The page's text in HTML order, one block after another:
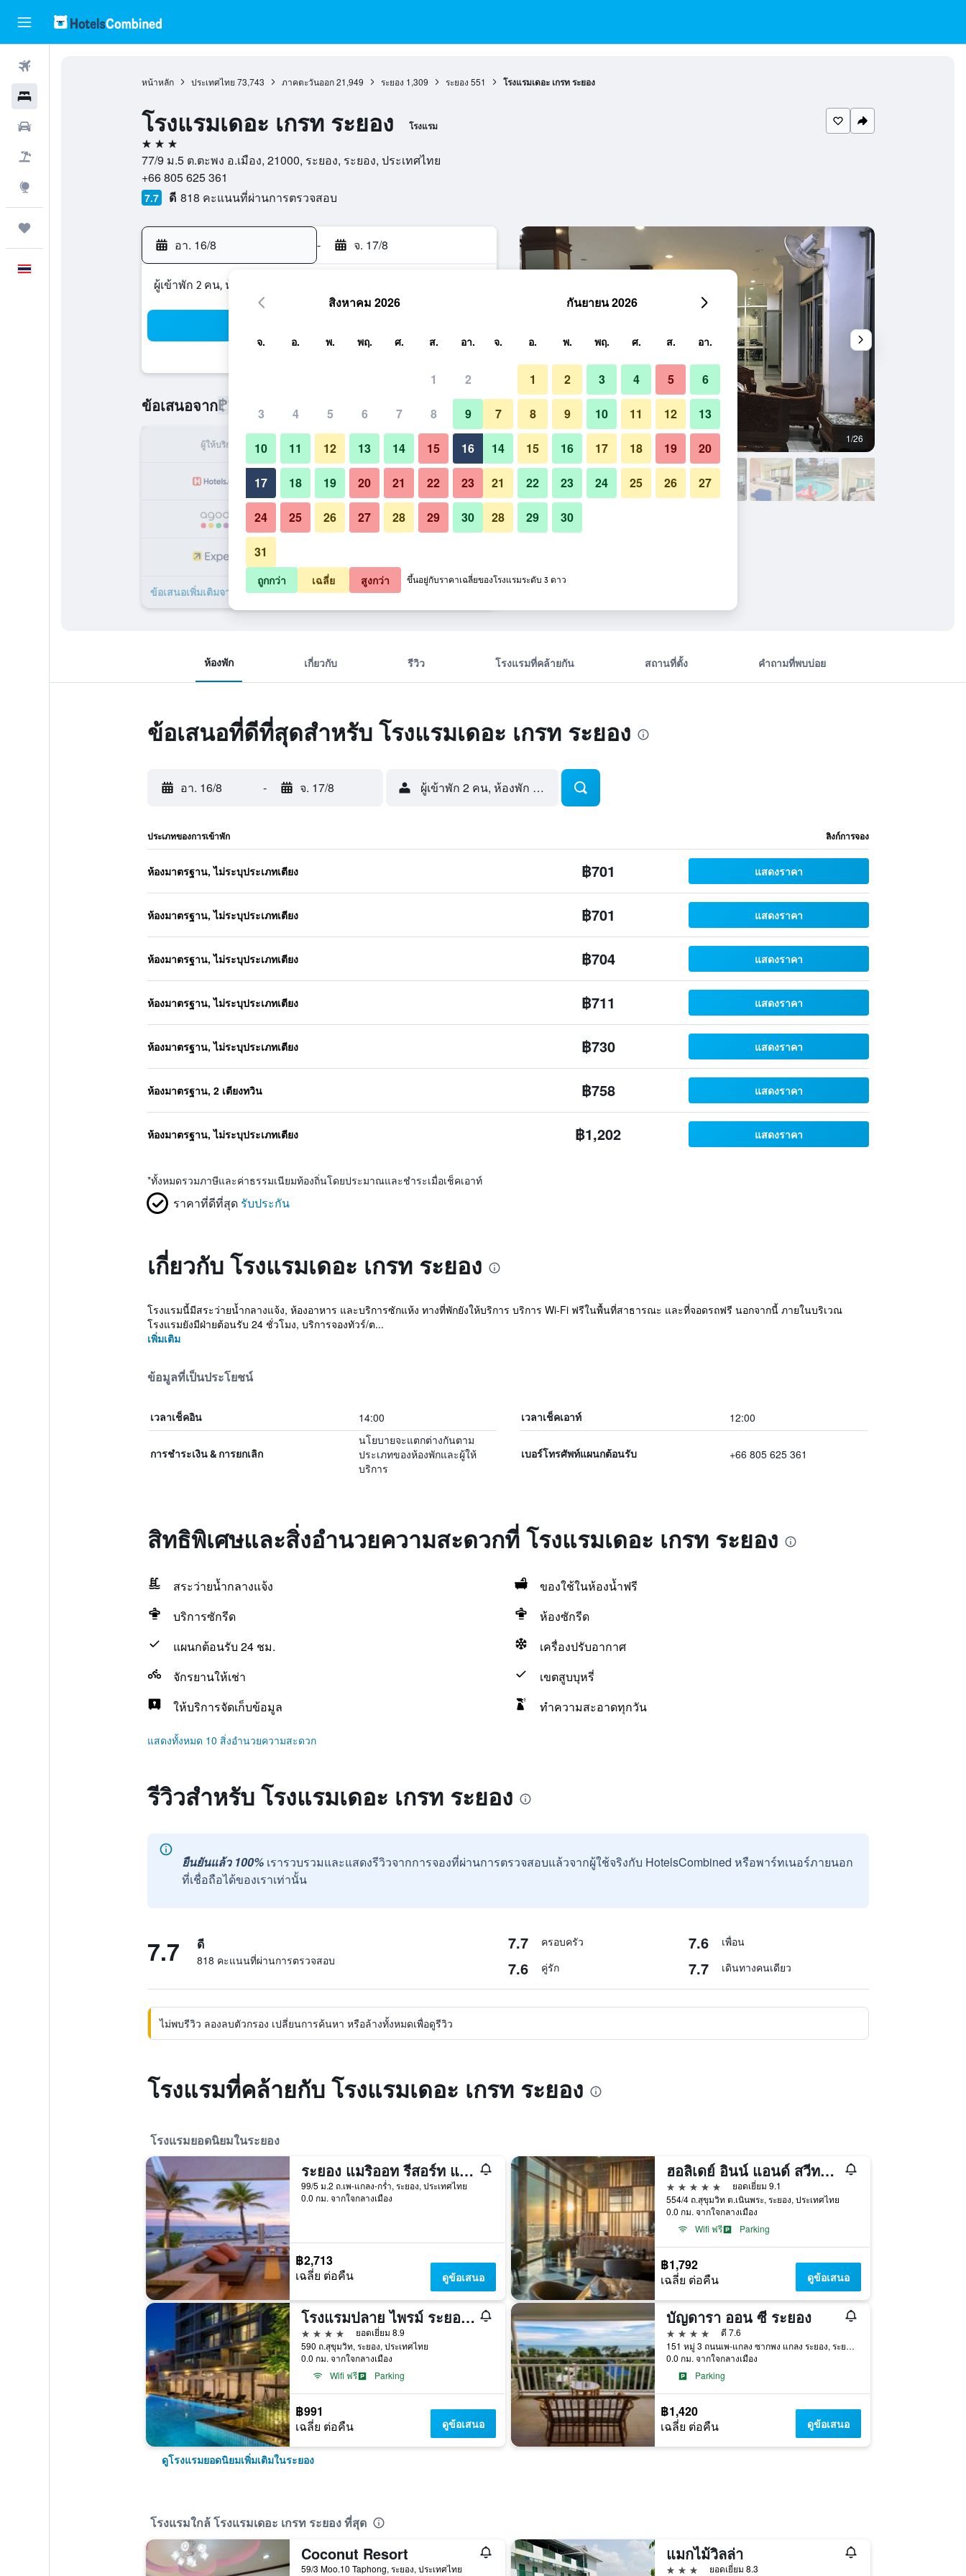
หน้าหลัก ประเทศไทย 73,743 ภาคตะวันออก 21,949 ระยอง 1,309 ระยอง 551 โรงแรมเดอะ เกรท ระยอง
โรงแรมเดอะ เกรท ระยอง โรงแรม
3 ดาว
77/9 ม.5 ต.ตะพง อ.เมือง, 21000, ระยอง, ระยอง, ประเทศไทย
+66 805 625 361
7.7 ดี 818 คะแนนที่ผ่านการตรวจสอบ
อา. 16/8 - จ. 17/8
ผู้เข้าพัก 2 คน, ห้องพัก 1 ห้อง
ข้อเสนอจาก฿701
ผู้ให้บริการ ทั้งหมด (ต่อคืน)
฿701 เช็คดีล
฿701 เช็คดีล
ข้อเสนอเพิ่มเติมจาก โรงแรมเดอะ เกรท ระยอง 7 รายการ
ล็อบบี้ 1/26
รูปภาพของ โรงแรมเดอะ เกรท ระยอง
ห้องพัก เกี่ยวกับ รีวิว โรงแรมที่คล้ายกัน สถานที่ตั้ง คำถามที่พบบ่อย
ข้อเสนอที่ดีที่สุดสำหรับ โรงแรมเดอะ เกรท ระยอง
อา. 16/8 - จ. 17/8 ผู้เข้าพัก 2 คน, ห้องพัก 1 ห้อง
ประเภทของการเข้าพัก ลิงก์การจอง
ห้องมาตรฐาน, ไม่ระบุประเภทเตียง ฿701 แสดงราคา
ห้องมาตรฐาน, ไม่ระบุประเภทเตียง ฿701 แสดงราคา
ห้องมาตรฐาน, ไม่ระบุประเภทเตียง ฿704 แสดงราคา
ห้องมาตรฐาน, ไม่ระบุประเภทเตียง ฿711 แสดงราคา
ห้องมาตรฐาน, ไม่ระบุประเภทเตียง ฿730 แสดงราคา
ห้องมาตรฐาน, 2 เตียงทวิน ฿758 แสดงราคา
ห้องมาตรฐาน, ไม่ระบุประเภทเตียง ฿1,202 แสดงราคา
*ทั้งหมดรวมภาษีและค่าธรรมเนียมท้องถิ่นโดยประมาณและชำระเมื่อเช็คเอาท์
ราคาที่ดีที่สุด รับประกัน
เกี่ยวกับ โรงแรมเดอะ เกรท ระยอง
โรงแรมนี้มีสระว่ายน้ำกลางแจ้ง, ห้องอาหาร และบริการซักแห้ง ทางที่พักยังให้บริการ บริการ Wi-Fi ฟรีในพื้นที่สาธารณะ และที่จอดรถฟรี นอกจากนี้ ภายในบริเวณ
โรงแรมยังมีฝ่ายต้อนรับ 24 ชั่วโมง, บริการจองทัวร์/ต...
เพิ่มเติม
ข้อมูลที่เป็นประโยชน์
เวลาเช็คอิน 14:00 เวลาเช็คเอาท์ 12:00
การชำระเงิน & การยกเลิก
นโยบายจะแตกต่างกันตาม
ประเภทของห้องพักและผู้ให้
บริการ
เบอร์โทรศัพท์แผนกต้อนรับ +66 805 625 361
สิทธิพิเศษและสิ่งอำนวยความสะดวกที่ โรงแรมเดอะ เกรท ระยอง
สระว่ายน้ำกลางแจ้ง
ของใช้ในห้องน้ำฟรี
บริการซักรีด
ห้องซักรีด
แผนกต้อนรับ 24 ชม.
เครื่องปรับอากาศ
จักรยานให้เช่า
เขตสูบบุหรี่
ให้บริการจัดเก็บข้อมูล
ทำความสะอาดทุกวัน
แสดงทั้งหมด 10 สิ่งอำนวยความสะดวก
รีวิวสำหรับ โรงแรมเดอะ เกรท ระยอง
ยืนยันแล้ว 100% เรารวบรวมและแสดงรีวิวจากการจองที่ผ่านการตรวจสอบแล้วจากผู้ใช้จริงกับ HotelsCombined หรือพาร์ทเนอร์ภายนอก
ที่เชื่อถือได้ของเราเท่านั้น
7.7 ดี
818 คะแนนที่ผ่านการตรวจสอบ
7.7 ครอบครัว 7.6 เพื่อน
7.6 คู่รัก 7.7 เดินทางคนเดียว
ไม่พบรีวิว ลองลบตัวกรอง เปลี่ยนการค้นหา หรือล้างทั้งหมดเพื่อดูรีวิว
โรงแรมที่คล้ายกับ โรงแรมเดอะ เกรท ระยอง
โรงแรมยอดนิยมในระยอง
ระยอง แมริออท รีสอร์ท แอนด์ สปา
99/5 ม.2 ถ.เพ-แกลง-กร่ำ, ระยอง, ประเทศไทย
0.0 กม. จากใจกลางเมือง
฿2,713
เฉลี่ย ต่อคืน ดูข้อเสนอ
ฮอลิเดย์ อินน์ แอนด์ สวีทส์ ระยอง ซิตี้ เซ็นเตอร์ เครือโรงแรมไอเอชจี
5 ดาว
ยอดเยี่ยม 9.1
554/4 ถ.สุขุมวิท ต.เนินพระ, ระยอง, ประเทศไทย
0.0 กม. จากใจกลางเมือง
Wifi ฟรี
Parking
฿1,792
เฉลี่ย ต่อคืน ดูข้อเสนอ
โรงแรมปลาย ไพรม์ ระยอง - SHA Extra Plus
4 ดาว
ยอดเยี่ยม 8.9
590 ถ.สุขุมวิท, ระยอง, ประเทศไทย
0.0 กม. จากใจกลางเมือง
Wifi ฟรี
Parking
฿991
เฉลี่ย ต่อคืน ดูข้อเสนอ
บัญดารา ออน ซี ระยอง
4 ดาว
ดี 7.6
151 หมู่ 3 ถนนเพ-แกลง ซากพง แกลง ระยอง, ระยอง, ประเทศไทย
0.0 กม. จากใจกลางเมือง
Parking
฿1,420
เฉลี่ย ต่อคืน ดูข้อเสนอ
ดูโรงแรมยอดนิยมเพิ่มเติมในระยอง
โรงแรมใกล้ โรงแรมเดอะ เกรท ระยอง ที่สุด
Coconut Resort
59/3 Moo.10 Taphong, ระยอง, ประเทศไทย
แมกไม้วิลล่า
3 ดาว ยอดเยี่ยม 8.3
สิงหาคม 2026
จ. อ. พ. พฤ. ศ. ส. อา.
1 2
3 4 5 6 7 8 9
10 11 12 13 14 15 16
17 18 19 20 21 22 23
24 25 26 27 28 29 30
31
กันยายน 2026
จ. อ. พ. พฤ. ศ. ส. อา.
1 2 3 4 5 6
7 8 9 10 11 12 13
14 15 16 17 18 19 20
21 22 23 24 25 26 27
28 29 30
ถูกกว่า เฉลี่ย สูงกว่า ขึ้นอยู่กับราคาเฉลี่ยของโรงแรมระดับ 3 ดาว